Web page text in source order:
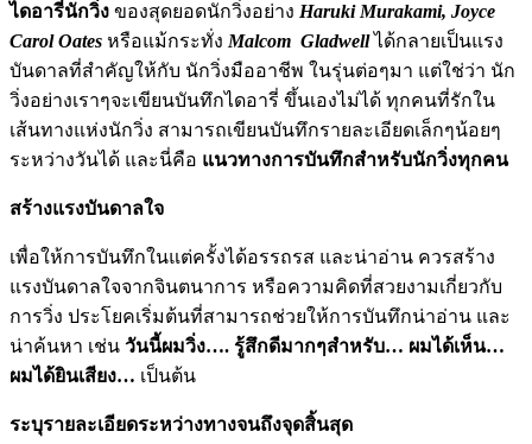
ไดอารี่นักวิ่ง ของสุดยอดนักวิ่งอย่าง Haruki Murakami, Joyce
Carol Oates หรือแม้กระทั่งMalcom Gladwellได้กลายเป็นแรง
บันดาลที่สำคัญให้กับ นักวิ่งมืออาชีพ ในรุ่นต่อๆมา แต่ใช่ว่า นัก
วิ่งอย่างเราๆจะเขียนบันทึกไดอารี่ ขึ้นเองไม่ได้ ทุกคนที่รักใน
เส้นทางแห่งนักวิ่ง สามารถเขียนบันทึกรายละเอียดเล็กๆน้อยๆ
ระหว่างวันได้ และนี่คือ แนวทางการบันทึกสำหรับนักวิ่งทุกคน
สร้างแรงบันดาลใจ
เพื่อให้การบันทึกในแต่ครั้งได้อรรถรส และน่าอ่าน ควรสร้าง
แรงบันดาลใจจากจินตนาการ หรือความคิดที่สวยงามเกี่ยวกับ
การวิ่ง ประโยคเริ่มต้นที่สามารถช่วยให้การบันทึกน่าอ่าน และ
น่าค้นหา เช่น วันนี้ผมวิ่ง…. รู้สึกดีมากๆสำหรับ… ผมได้เห็น…
ผมได้ยินเสียง… เป็นต้น
ระบุรายละเอียดระหว่างทางจนถึงจุดสิ้นสุด